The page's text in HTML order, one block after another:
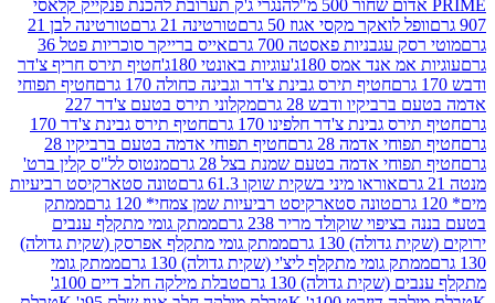
הנגרי ג'ק תערובת להכנת פנקייק קלאסי
לואקר מקסי אגוז 50 גרם
טורטינה 21 גרם
טורטינה לבן 21
עגבניות פאסטה 700 גרם
אייס ברייקר סוכריות פטל 36
אנד אמס 180ג'
עוגיות באונטי 180ג'
חטיף תירס חריף צ'דר
חטיף תירס גבינת צ'דר וגבינה כחולה 170 גרם
חטיף תפוחי
ודבש 28 גרם
מקלוני תירס בטעם צ'דר 227
גבינת צ'דר חלפינו 170 גרם
חטיף תירס גבינת צ'דר 170
אדמה 28 גרם
חטיף תפוחי אדמה בטעם ברביקיו 28
אדמה בטעם שמנת בצל 28 גרם
מנטוס לל"ס קלין ברט'
אוראו מיני בשקית שוקו 61.3 גרם
טונה סטארקיסט רביעיות
טונה סטארקיסט רביעיות שמן צמחי* 120 גרם
ממתק
שוקולד מריר 238 גרם
ממתק גומי מתקלף ענבים
130 גרם
ממתק גומי מתקלף אפרסק (שקית גדולה)
גומי מתקלף ליצ'י (שקית גדולה) 130 גרם
ממתק גומי
גדולה) 130 גרם
טבלת מילקה חלב דיים 100ג'